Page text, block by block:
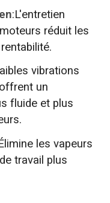
:L'entretien
réduit les
vibrations
un
fluide et plus
les vapeurs
travail plus